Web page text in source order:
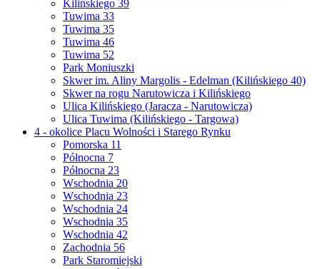
Kilińskiego 39
Tuwima 33
Tuwima 35
Tuwima 46
Tuwima 52
Park Moniuszki
Skwer im. Aliny Margolis - Edelman (Kilińskiego 40)
Skwer na rogu Narutowicza i Kilińskiego
Ulica Kilińskiego (Jaracza - Narutowicza)
Ulica Tuwima (Kilińskiego - Targowa)
4 - okolice Placu Wolności i Starego Rynku
Pomorska 11
Północna 7
Północna 23
Wschodnia 20
Wschodnia 23
Wschodnia 24
Wschodnia 35
Wschodnia 42
Zachodnia 56
Park Staromiejski